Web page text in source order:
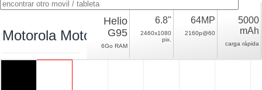
Motorola Moto G60S
Helio
G95
6Go RAM
6.8"
2460x1080
pix.
64MP
2160p@60
5000
mAh
carga rápida